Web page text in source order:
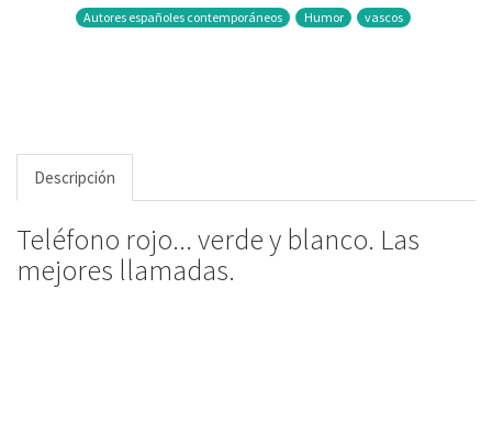
Autores españoles contemporáneos Humor vascos
Descripción
Teléfono rojo... verde y blanco. Las
mejores llamadas.